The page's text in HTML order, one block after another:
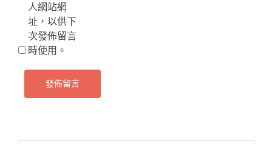
人網站網
址，以供下
次發佈留言
時使用。